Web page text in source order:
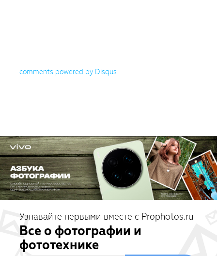
comments powered by Disqus
Узнавайте первыми вместе с Prophotos.ru
Все о фотографии и
фототехнике